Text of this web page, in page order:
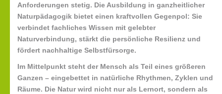
Anforderungen stetig. Die Ausbildung in ganzheitlicher
Naturpädagogik bietet einen kraftvollen Gegenpol: Sie
verbindet fachliches Wissen mit gelebter
Naturverbindung, stärkt die persönliche Resilienz und
fördert nachhaltige Selbstfürsorge.
Im Mittelpunkt steht der Mensch als Teil eines größeren
Ganzen – eingebettet in natürliche Rhythmen, Zyklen und
Räume. Die Natur wird nicht nur als Lernort, sondern als